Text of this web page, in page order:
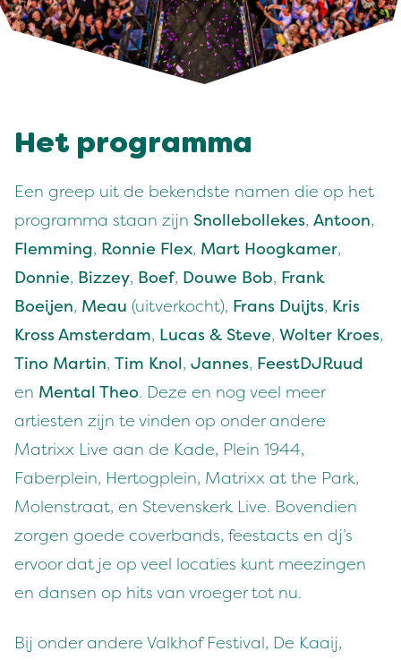
Het programma
Een greep uit de bekendste namen die op het
programma staan zijn Snollebollekes, Antoon,
Flemming, Ronnie Flex, Mart Hoogkamer,
Donnie, Bizzey, Boef, Douwe Bob, Frank
Boeijen, Meau (uitverkocht), Frans Duijts, Kris
Kross Amsterdam, Lucas & Steve, Wolter Kroes,
Tino Martin, Tim Knol, Jannes, FeestDJRuud
en Mental Theo. Deze en nog veel meer
artiesten zijn te vinden op onder andere
Matrixx Live aan de Kade, Plein 1944,
Faberplein, Hertogplein, Matrixx at the Park,
Molenstraat, en Stevenskerk Live. Bovendien
zorgen goede coverbands, feestacts en dj’s
ervoor dat je op veel locaties kunt meezingen
en dansen op hits van vroeger tot nu.
Bij onder andere Valkhof Festival, De Kaaij,